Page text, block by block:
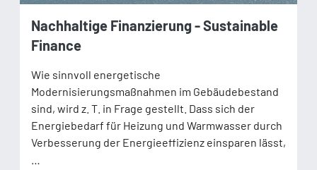
Nachhaltige Finanzierung - Sustainable
Finance
Wie sinnvoll energetische
Modernisierungsmaßnahmen im Gebäudebestand
sind, wird z. T. in Frage gestellt. Dass sich der
Energiebedarf für Heizung und Warmwasser durch
Verbesserung der Energieeffizienz einsparen lässt,